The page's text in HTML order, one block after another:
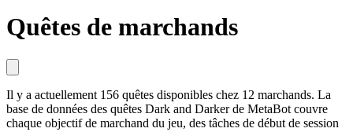
Quêtes de marchands
Il y a actuellement 156 quêtes disponibles chez 12 marchands. La
base de données des quêtes Dark and Darker de MetaBot couvre
chaque objectif de marchand du jeu, des tâches de début de session